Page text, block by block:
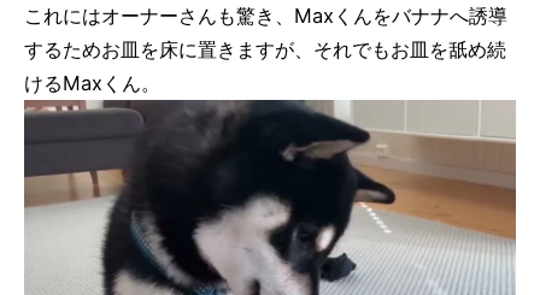
これにはオーナーさんも驚き、Maxくんをバナナへ誘導
するためお皿を床に置きますが、それでもお皿を舐め続
けるMaxくん。